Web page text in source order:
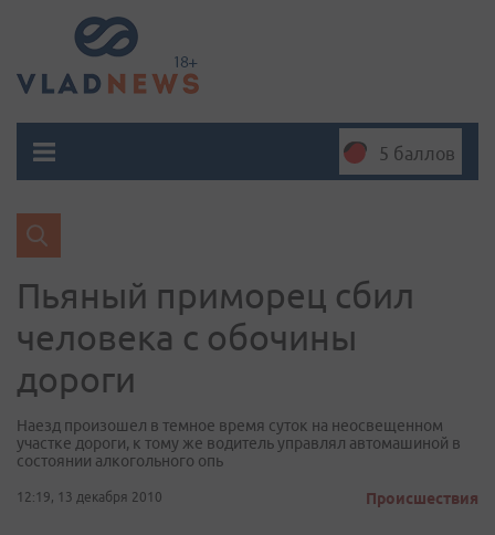
5 баллов
Пьяный приморец сбил
человека с обочины
дороги
Наезд произошел в темное время суток на неосвещенном
участке дороги, к тому же водитель управлял автомашиной в
состоянии алкогольного опь
12:19, 13 декабря 2010 Происшествия